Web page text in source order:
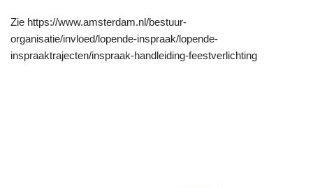
Zie https://www.amsterdam.nl/bestuur-
organisatie/invloed/lopende-inspraak/lopende-
inspraaktrajecten/inspraak-handleiding-feestverlichting